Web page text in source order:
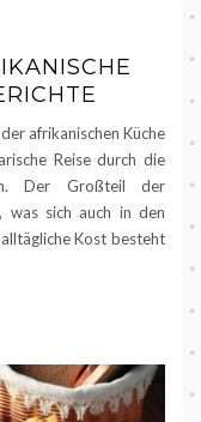
afrikanischen Küche
Reise durch die
Der Großteil der
was sich auch in den
Kost besteht